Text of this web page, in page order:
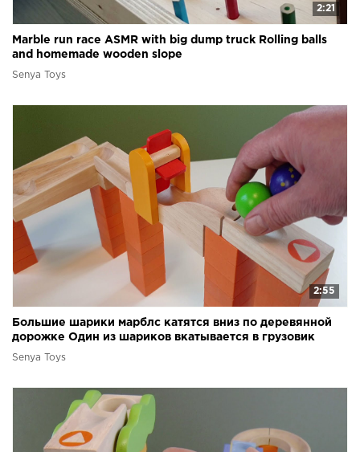
2:21
Marble run race ASMR with big dump truck Rolling balls
and homemade wooden slope
Senya Toys
2:55
Большие шарики марблс катятся вниз по деревянной
дорожке Один из шариков вкатывается в грузовик
Senya Toys